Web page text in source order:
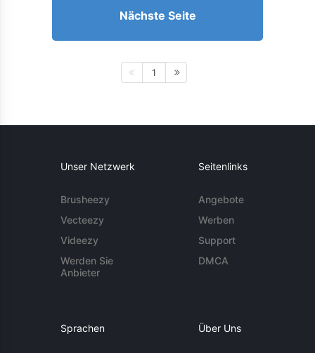
Nächste Seite
1
Unser Netzwerk
Brusheezy
Vecteezy
Videezy
Werden Sie
Anbieter
Seitenlinks
Angebote
Werben
Support
DMCA
Sprachen Über Uns